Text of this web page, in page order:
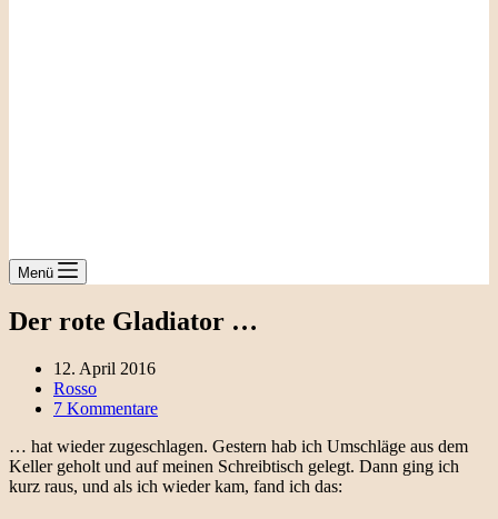
Menü
Der rote Gladiator …
12. April 2016
Rosso
7 Kommentare
… hat wieder zugeschlagen. Gestern hab ich Umschläge aus dem
Keller geholt und auf meinen Schreibtisch gelegt. Dann ging ich
kurz raus, und als ich wieder kam, fand ich das: